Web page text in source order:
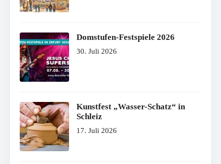
Domstufen-Festspiele 2026
30. Juli 2026
Kunstfest „Wasser-Schatz“ in
Schleiz
17. Juli 2026